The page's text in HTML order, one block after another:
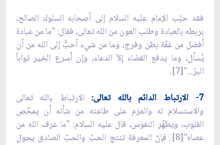
فقد حبّب الإمام عليه السلام إلى أصحابه السلوك الصالح،
بربطه بالعبادة وطلب العون من الله تعالى، فقال: "ما من عبادة
أفضل من عفّة بطن وفرج، وما من شيء أحبُّ إلى الله من أن
يُسأل، وما يدفع القضاء إلاّ الدعاء، وإن أسرع الخير ثواباً
البرّ..."[7].
7- الارتباط الدائم بالله تعالى:
الارتباط بالله تعالى
والاستسلام له والعزم على طاعته من شأنه أن يمحّص
القلوب، ويطهّر النفوس، قال عليه السلام: "ما عرف الله من
عصاه"[8]. فإنّ المعرفة تنتج الحبّ والحبّ الصادق يحول